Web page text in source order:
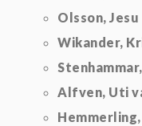
Olsson,
Wikander,
Alfven, Uti